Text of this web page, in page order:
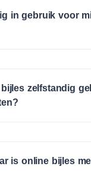
in gebruik voor
zelfstandig
is online bijles